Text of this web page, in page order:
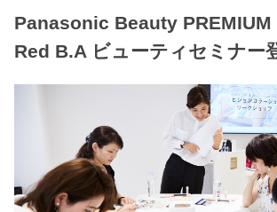
Panasonic Beauty PREMIUM
Red B.A ビューティセミナー